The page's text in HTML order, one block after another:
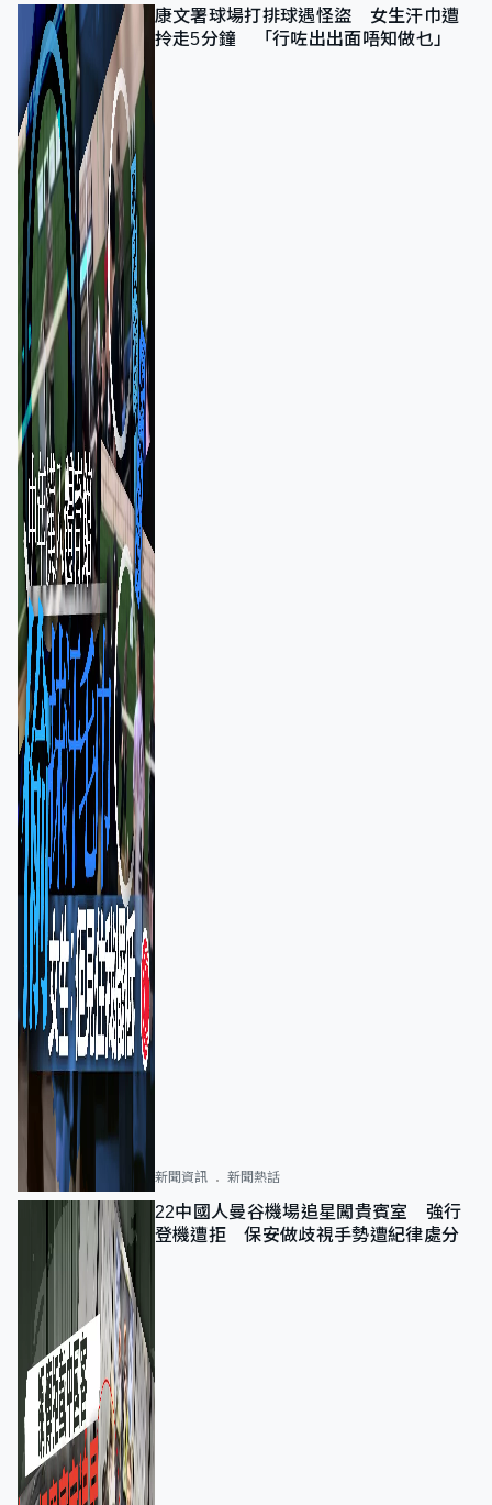
康文署球場打排球遇怪盜 女生汗巾遭
拎走5分鐘 「行咗出出面唔知做乜」
新聞資訊 新聞熱話
22中國人曼谷機場追星闖貴賓室 強行
登機遭拒 保安做歧視手勢遭紀律處分